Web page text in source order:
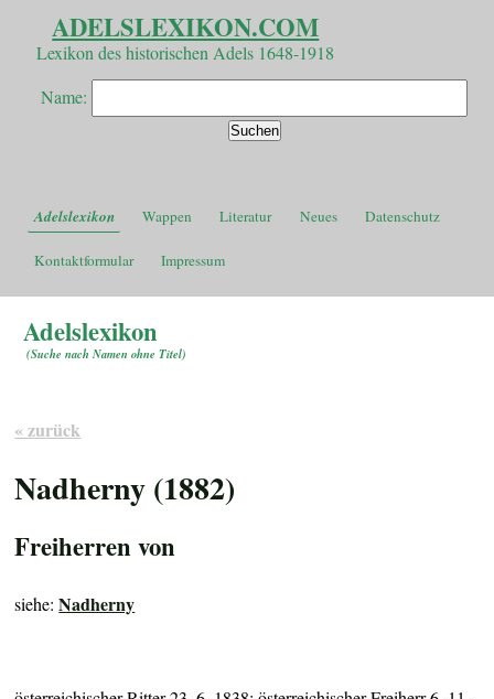
ADELSLEXIKON.COM
Lexikon des historischen Adels 1648-1918
Name:
Adelslexikon Wappen Literatur Neues Datenschutz
Kontaktformular Impressum
Adelslexikon
(Suche nach Namen ohne Titel)
« zurück
Nadherny (1882)
Freiherren von
siehe:Nadherny